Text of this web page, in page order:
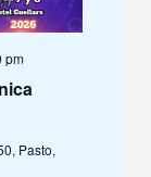
pm
Pasto,